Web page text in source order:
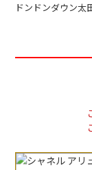
ドンドンダウン太